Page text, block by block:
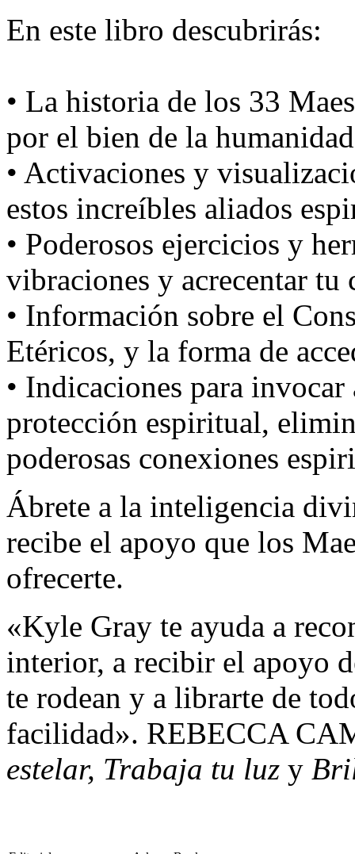
En este libro descubrirás:
• La historia de los 33
por el bien de la
• Activaciones y
estos increíbles aliados
• Poderosos ejercicios y
vibraciones y acrecentar
• Información sobre el
Etéricos, y la forma de
• Indicaciones para
protección espiritual,
poderosas conexiones
Ábrete a la inteligencia
recibe el apoyo que los
ofrecerte.
«Kyle Gray te ayuda a
interior, a recibir el apoyo
te rodean y a librarte de
facilidad». REBECCA
estelar, Trabaja tu luz y